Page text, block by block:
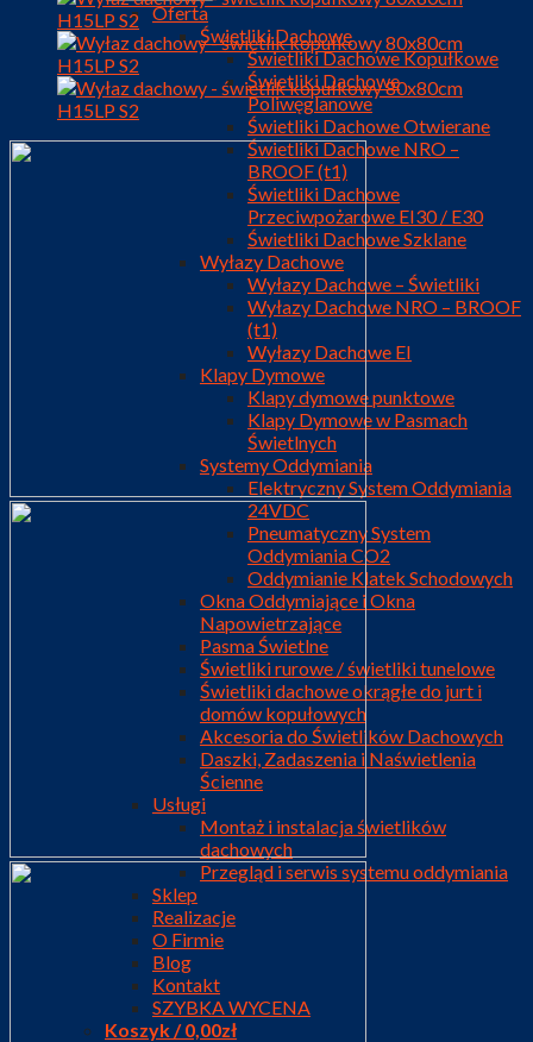
Oferta
Świetliki Dachowe
Świetliki Dachowe Kopułkowe
Świetliki Dachowe
Poliwęglanowe
Świetliki Dachowe Otwierane
Świetliki Dachowe NRO –
BROOF (t1)
Świetliki Dachowe
Przeciwpożarowe EI30 / E30
Świetliki Dachowe Szklane
Wyłazy Dachowe
Wyłazy Dachowe – Świetliki
Wyłazy Dachowe NRO – BROOF
(t1)
Wyłazy Dachowe EI
Klapy Dymowe
Klapy dymowe punktowe
Klapy Dymowe w Pasmach
Świetlnych
Systemy Oddymiania
Elektryczny System Oddymiania
24VDC
Pneumatyczny System
Oddymiania CO2
Oddymianie Klatek Schodowych
Okna Oddymiające i Okna
Napowietrzające
Pasma Świetlne
Świetliki rurowe / świetliki tunelowe
Świetliki dachowe okrągłe do jurt i
domów kopułowych
Akcesoria do Świetlików Dachowych
Daszki, Zadaszenia i Naświetlenia
Ścienne
Usługi
Montaż i instalacja świetlików
dachowych
Przegląd i serwis systemu oddymiania
Sklep
Realizacje
O Firmie
Blog
Kontakt
SZYBKA WYCENA
Koszyk /0,00zł